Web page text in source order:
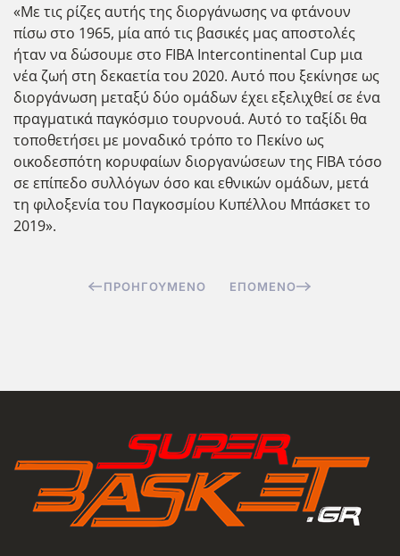
«Με τις ρίζες αυτής της διοργάνωσης να φτάνουν
πίσω στο 1965, μία από τις βασικές μας αποστολές
ήταν να δώσουμε στο FIBA Intercontinental Cup μια
νέα ζωή στη δεκαετία του 2020. Αυτό που ξεκίνησε ως
διοργάνωση μεταξύ δύο ομάδων έχει εξελιχθεί σε ένα
πραγματικά παγκόσμιο τουρνουά. Αυτό το ταξίδι θα
τοποθετήσει με μοναδικό τρόπο το Πεκίνο ως
οικοδεσπότη κορυφαίων διοργανώσεων της FIBA τόσο
σε επίπεδο συλλόγων όσο και εθνικών ομάδων, μετά
τη φιλοξενία του Παγκοσμίου Κυπέλλου Μπάσκετ το
2019».
ΠΡΟΗΓΟΎΜΕΝΟ ΕΠΌΜΕΝΟ